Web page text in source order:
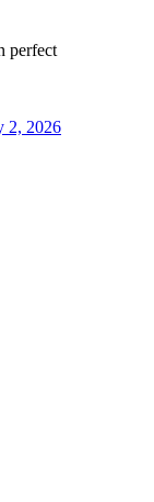
perfect
2, 2026